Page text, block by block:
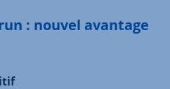
: nouvel avantage